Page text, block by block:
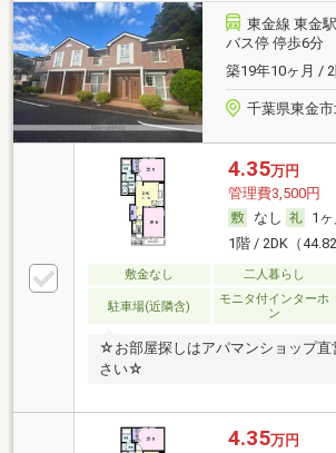
東金線 東金
バス停 停歩6分
築19年10ヶ月 /
千葉県東金
4.35万円
管理費3,500円
なし
1ヶ
1階 / 2DK（
敷金なし 二人暮らし
駐車場(近隣含)
モニタ付インターホ
ン
☆お部屋探しはアパマンショップ直
さい☆
4.35万円